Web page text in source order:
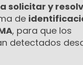
solicitar y
de
, para que los
detectados